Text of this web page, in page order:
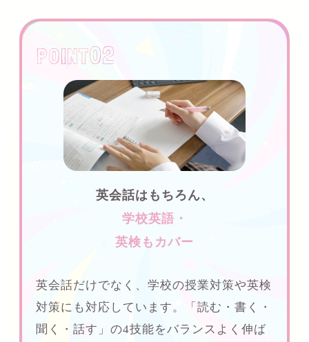
P0INT02
英会話はもちろん、
学校英語・
英検もカバー
英会話だけでなく、学校の授業対策や英検
対策にも対応しています。「読む・書く・
聞く・話す」の4技能をバランスよく伸ば